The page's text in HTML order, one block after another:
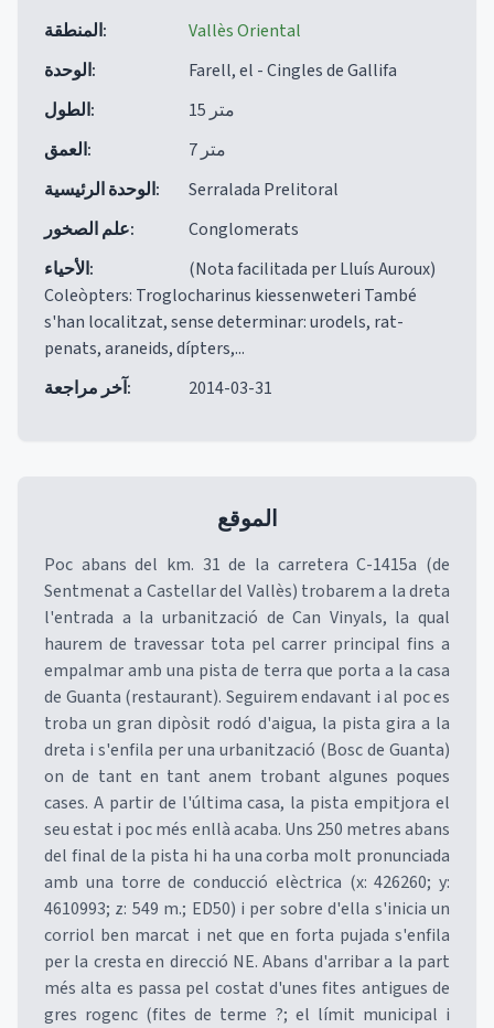
المنطقة:
Vallès Oriental
الوحدة:
Farell, el - Cingles de Gallifa
الطول:
15 متر
العمق:
7 متر
الوحدة الرئيسية:
Serralada Prelitoral
علم الصخور:
Conglomerats
الأحياء:
(Nota facilitada per Lluís Auroux)
Coleòpters: Troglocharinus kiessenweteri També
s'han localitzat, sense determinar: urodels, rat-
penats, araneids, dípters,...
آخر مراجعة: 2014-03-31
الموقع
Poc abans del km. 31 de la carretera C-1415a (de
Sentmenat a Castellar del Vallès) trobarem a la dreta
l'entrada a la urbanització de Can Vinyals, la qual
haurem de travessar tota pel carrer principal fins a
empalmar amb una pista de terra que porta a la casa
de Guanta (restaurant). Seguirem endavant i al poc es
troba un gran dipòsit rodó d'aigua, la pista gira a la
dreta i s'enfila per una urbanització (Bosc de Guanta)
on de tant en tant anem trobant algunes poques
cases. A partir de l'última casa, la pista empitjora el
seu estat i poc més enllà acaba. Uns 250 metres abans
del final de la pista hi ha una corba molt pronunciada
amb una torre de conducció elèctrica (x: 426260; y:
4610993; z: 549 m.; ED50) i per sobre d'ella s'inicia un
corriol ben marcat i net que en forta pujada s'enfila
per la cresta en direcció NE. Abans d'arribar a la part
més alta es passa pel costat d'unes fites antigues de
gres rogenc (fites de terme ?; el límit municipal i